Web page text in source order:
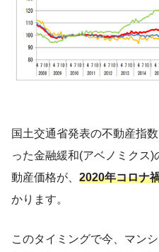
国土交通省発表の不動産指
った金融緩和(アベノミクス
動産価格が、 2020年コロナ
かります。
このタイミングで今、マン